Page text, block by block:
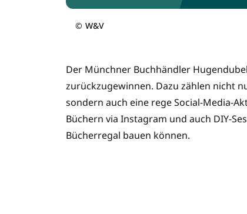
© W&V
Der Münchner Buchhändler
zurückzugewinnen. Dazu zählen nicht
sondern auch eine rege Social-Media-
Büchern via Instagram und auch DIY-
Bücherregal bauen können.